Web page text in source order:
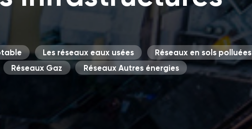
Les réseaux eaux usées
Réseaux en sols polluées
Réseaux Gaz
Réseaux Autres énergies